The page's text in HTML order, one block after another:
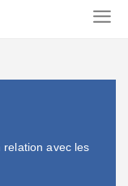
relation avec les